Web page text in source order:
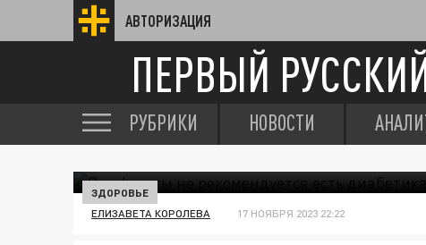
АВТОРИЗАЦИЯ
ПЕРВЫЙ
РУБРИКИ НОВОСТИ
ЗДОРОВЬЕ
ЕЛИЗАВЕТА КОРОЛЕВА 17 НОЯБРЯ 2023 22:22